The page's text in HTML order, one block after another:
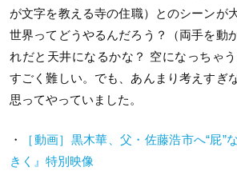
が文字を教える寺の住職）とのシーン
世界ってどうやるんだろう？（両手を動
れだと天井になるかな？ 空になっちゃ
すごく難しい。でも、あんまり考えすぎ
思ってやっていました。
・
［動画］黒木華、父・佐藤浩市へ“屁”
きく』特別映像